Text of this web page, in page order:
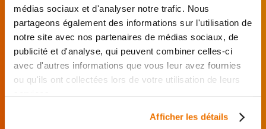
médias sociaux et d'analyser notre trafic. Nous
partageons également des informations sur l'utilisation de
notre site avec nos partenaires de médias sociaux, de
publicité et d'analyse, qui peuvent combiner celles-ci
avec d'autres informations que vous leur avez fournies
ou qu'ils ont collectées lors de votre utilisation de leurs
Afficher les détails
J’effectue ma
commande
directement auprès
du réparateur.
Mes pièces sont livrées et
montées chez le partenaire.
Rechercher par...